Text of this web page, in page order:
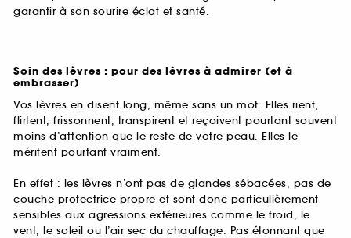
garantir à son sourire éclat et santé.
Soin des lèvres : pour des lèvres à admirer (et à
embrasser)
Vos lèvres en disent long, même sans un mot. Elles rient,
flirtent, frissonnent, transpirent et reçoivent pourtant souvent
moins d’attention que le reste de votre peau. Elles le
méritent pourtant vraiment.
En effet : les lèvres n’ont pas de glandes sébacées, pas de
couche protectrice propre et sont donc particulièrement
sensibles aux agressions extérieures comme le froid, le
vent, le soleil ou l’air sec du chauffage. Pas étonnant que